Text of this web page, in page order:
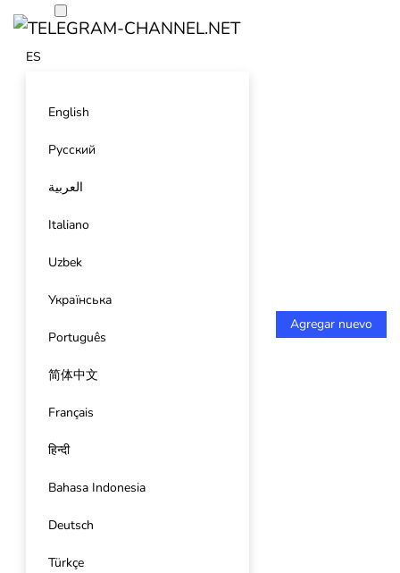
ES
English
Русский
العربية
Italiano
Uzbek
Українська
Português
简体中文
Français
हिन्दी
Bahasa Indonesia
Deutsch
Türkçe
Agregar nuevo